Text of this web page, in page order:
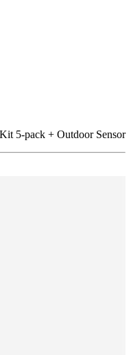
5-pack + Outdoor Sensor